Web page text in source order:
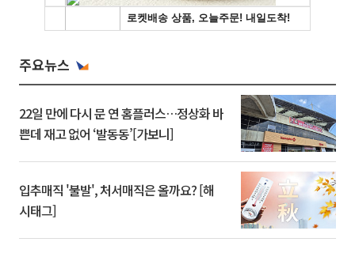
주요뉴스
22일 만에 다시 문 연 홈플러스…정상화 바
쁜데 재고 없어 ‘발동동’[가보니]
입추매직 '불발', 처서매직은 올까요? [해
시태그]